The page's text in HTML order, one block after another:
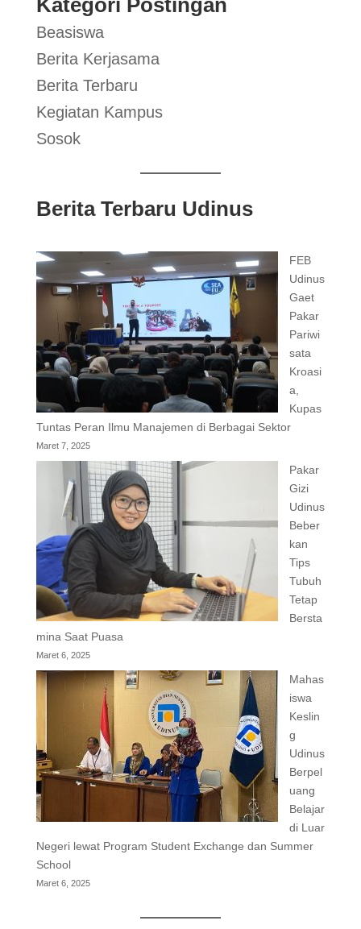
Kategori Postingan
Beasiswa
Berita Kerjasama
Berita Terbaru
Kegiatan Kampus
Sosok
Berita Terbaru Udinus
FEB
Udinus
Gaet
Pakar
Pariwi
sata
Kroasi
a,
Kupas
Tuntas Peran Ilmu Manajemen di Berbagai Sektor
Maret 7, 2025
Pakar
Gizi
Udinus
Beber
kan
Tips
Tubuh
Tetap
Bersta
mina Saat Puasa
Maret 6, 2025
Mahas
iswa
Keslin
g
Udinus
Berpel
uang
Belajar
di Luar
Negeri lewat Program Student Exchange dan Summer
School
Maret 6, 2025